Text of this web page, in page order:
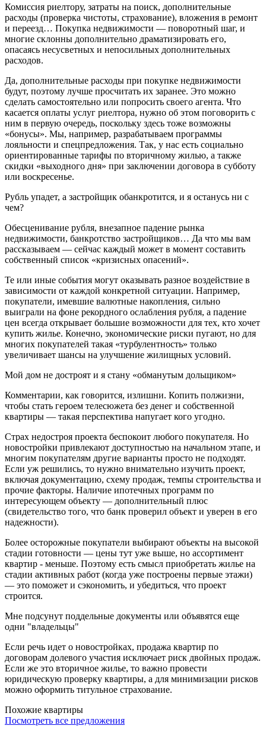
Комиссия риелтору, затраты на поиск, дополнительные
расходы (проверка чистоты, страхование), вложения в ремонт
и переезд… Покупка недвижимости — поворотный шаг, и
многие склонны дополнительно драматизировать его,
опасаясь несусветных и непосильных дополнительных
расходов.
Да, дополнительные расходы при покупке недвижимости
будут, поэтому лучше просчитать их заранее. Это можно
сделать самостоятельно или попросить своего агента. Что
касается оплаты услуг риелтора, нужно об этом поговорить с
ним в первую очередь, поскольку здесь тоже возможны
«бонусы». Мы, например, разрабатываем программы
лояльности и спецпредложения. Так, у нас есть социально
ориентированные тарифы по вторичному жилью, а также
скидки «выходного дня» при заключении договора в субботу
или воскресенье.
Рубль упадет, а застройщик обанкротится, и я останусь ни с
чем?
Обесценивание рубля, внезапное падение рынка
недвижимости, банкротство застройщиков… Да что мы вам
рассказываем — сейчас каждый может в момент составить
собственный список «кризисных опасений».
Те или иные события могут оказывать разное воздействие в
зависимости от каждой конкретной ситуации. Например,
покупатели, имевшие валютные накопления, сильно
выиграли на фоне рекордного ослабления рубля, а падение
цен всегда открывает большие возможности для тех, кто хочет
купить жилье. Конечно, экономические риски пугают, но для
многих покупателей такая «турбулентность» только
увеличивает шансы на улучшение жилищных условий.
Мой дом не достроят и я стану «обманутым дольщиком»
Комментарии, как говорится, излишни. Копить полжизни,
чтобы стать героем телесюжета без денег и собственной
квартиры — такая перспектива напугает кого угодно.
Страх недостроя проекта беспокоит любого покупателя. Но
новостройки привлекают доступностью на начальном этапе, и
многим покупателям другие варианты просто не подходят.
Если уж решились, то нужно внимательно изучить проект,
включая документацию, схему продаж, темпы строительства и
прочие факторы. Наличие ипотечных программ по
интересующем объекту — дополнительный плюс
(свидетельство того, что банк проверил объект и уверен в его
надежности).
Более осторожные покупатели выбирают объекты на высокой
стадии готовности — цены тут уже выше, но ассортимент
квартир - меньше. Поэтому есть смысл приобретать жилье на
стадии активных работ (когда уже построены первые этажи)
— это поможет и сэкономить, и убедиться, что проект
строится.
Мне подсунут поддельные документы или объявятся еще
одни "владельцы"
Если речь идет о новостройках, продажа квартир по
договорам долевого участия исключает риск двойных продаж.
Если же это вторичное жилье, то важно провести
юридическую проверку квартиры, а для минимизации рисков
можно оформить титульное страхование.
Похожие квартиры
Посмотреть все предложения